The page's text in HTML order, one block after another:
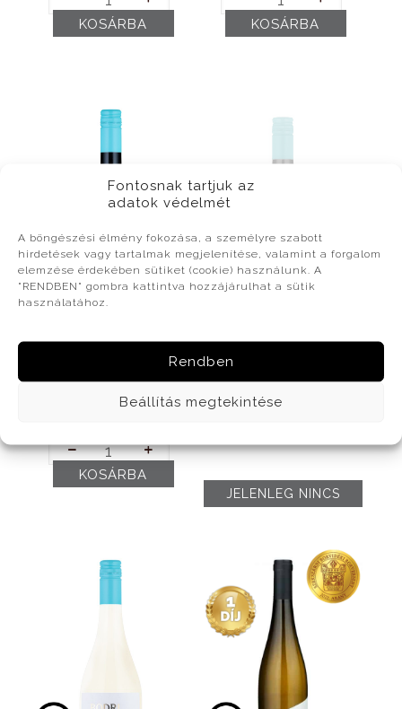
Fontosnak tartjuk az
adatok védelmét
A böngészési élmény fokozása, a személyre szabott
hirdetések vagy tartalmak megjelenítése, valamint a forgalom
elemzése érdekében sütiket (cookie) használunk. A
"RENDBEN" gombra kattintva hozzájárulhat a sütik
használatához.
Rendben
Beállítás megtekintése
"MANNA"
(2025)
KOSÁRBA
ETALON
Cuvée
KOSÁRBA
Szekszárdi Vörös „Civilis”
QV (2023)
Szekszárdi
Vörös
„Civilis”
KOSÁRBA
ÚJBOR! Szekszárdi
Gúnár (2025)